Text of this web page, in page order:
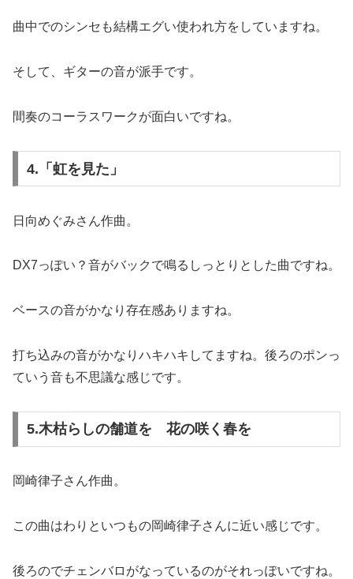
曲中でのシンセも結構エグい使われ方をしていますね。
そして、ギターの音が派手です。
間奏のコーラスワークが面白いですね。
4.「虹を見た」
日向めぐみさん作曲。
DX7っぽい？音がバックで鳴るしっとりとした曲ですね。
ベースの音がかなり存在感ありますね。
打ち込みの音がかなりハキハキしてますね。後ろのポンっ
ていう音も不思議な感じです。
5.木枯らしの舗道を 花の咲く春を
岡崎律子さん作曲。
この曲はわりといつもの岡崎律子さんに近い感じです。
後ろのでチェンバロがなっているのがそれっぽいですね。